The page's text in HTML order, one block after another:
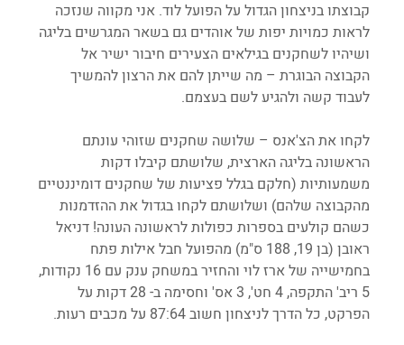
קבוצתו בניצחון הגדול על הפועל לוד. אני מקווה שנזכה
לראות כמויות יפות של אוהדים גם בשאר המגרשים בליגה
ושיהיו לשחקנים בגילאים הצעירים חיבור ישיר אל
הקבוצה הבוגרת – מה שייתן להם את הרצון להמשיך
לעבוד קשה ולהגיע לשם בעצמם.
לקחו את הצ'אנס – שלושה שחקנים שזוהי עונתם
הראשונה בליגה הארצית, שלושתם קיבלו דקות
משמעותיות (חלקם בגלל פציעות של שחקנים דומיננטיים
מהקבוצה שלהם) ושלושתם לקחו בגדול את ההזדמנות
כשהם קולעים בספרות כפולות לראשונה העונה! דניאל
ראובן (בן 19, 188 ס"מ) מהפועל חבל אילות פתח
בחמישייה של ארז לוי והחזיר במשחק ענק עם 16 נקודות,
5 ריב' התקפה, 4 חט', 3 אס' וחסימה ב- 28 דקות על
הפרקט, כל הדרך לניצחון חשוב 87:64 על מכבים רעות.